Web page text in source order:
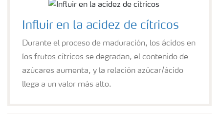
Influir en la acidez de cítricos
Durante el proceso de maduración, los ácidos en
los frutos cítricos se degradan, el contenido de
azúcares aumenta, y la relación azúcar/ácido
llega a un valor más alto.